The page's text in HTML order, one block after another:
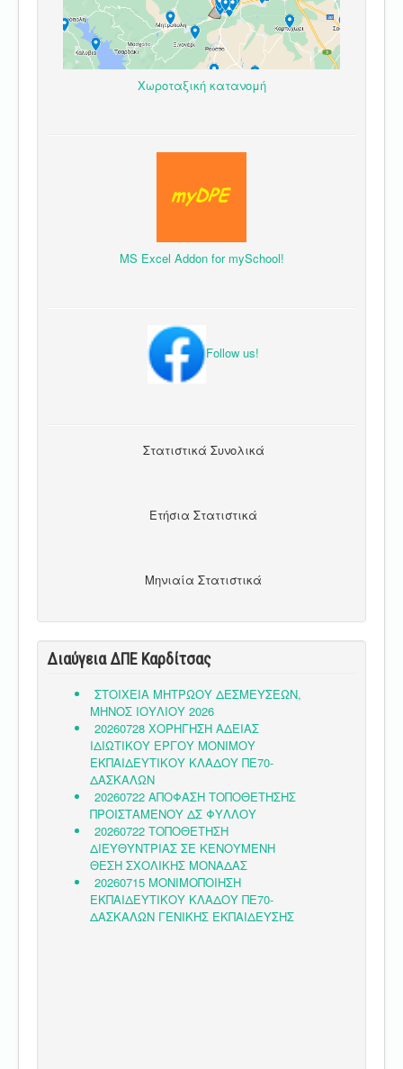
Χωροταξική κατανομή
MS Excel Addon for mySchool!
Follow us!
Στατιστικά Συνολικά
Ετήσια Στατιστικά
Μηνιαία Στατιστικά
Διαύγεια ΔΠΕ Καρδίτσας